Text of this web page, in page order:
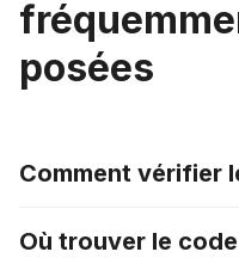
posées
Comment vérifier
Où trouver le